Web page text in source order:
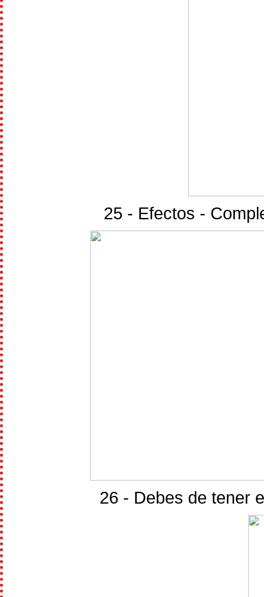
25 - Efectos -
26 - Debes de tener